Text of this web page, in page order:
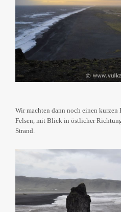
Wir machten dann noch einen
Felsen, mit Blick in östlicher
Strand.